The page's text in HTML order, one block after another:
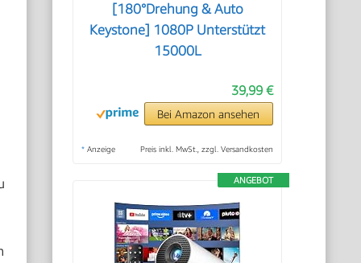
[180°Drehung & Auto
Keystone] 1080P Unterstützt
15000L
39,99 €
Bei Amazon ansehen
* Anzeige Preis inkl. MwSt., zzgl. Versandkosten
ANGEBOT